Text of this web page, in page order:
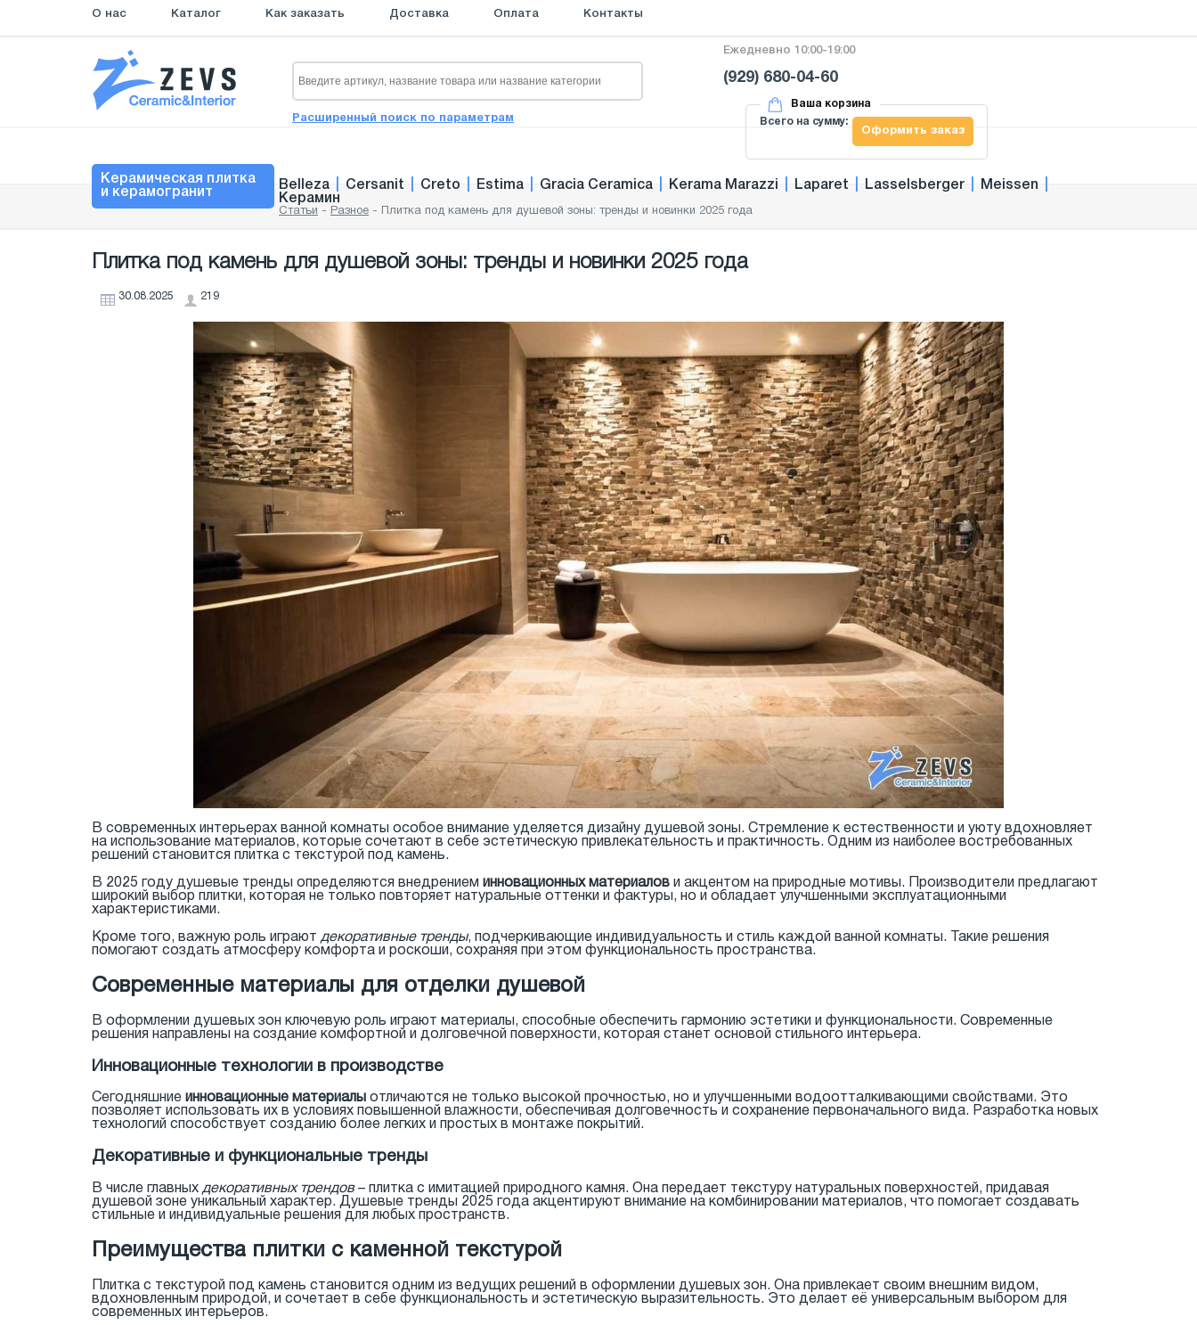
О нас Каталог Как заказать Доставка Оплата Контакты
Расширенный поиск по параметрам
Ежедневно 10:00-19:00
(929) 680-04-60
Ваша корзина
Оформить заказ
Всего на сумму:
Керамическая плитка
и керамогранит
Belleza Cersanit Creto Estima Gracia Ceramica Kerama Marazzi Laparet Lasselsberger Meissen
Керамин
Статьи - Разное - Плитка под камень для душевой зоны: тренды и новинки 2025 года
Плитка под камень для душевой зоны: тренды и новинки 2025 года
30.08.2025 219
В современных интерьерах ванной комнаты особое внимание уделяется дизайну душевой зоны. Стремление к естественности и уюту вдохновляет
на использование материалов, которые сочетают в себе эстетическую привлекательность и практичность. Одним из наиболее востребованных
решений становится плитка с текстурой под камень.
В 2025 году душевые тренды определяются внедрением инновационных материалов и акцентом на природные мотивы. Производители предлагают
широкий выбор плитки, которая не только повторяет натуральные оттенки и фактуры, но и обладает улучшенными эксплуатационными
характеристиками.
Кроме того, важную роль играют декоративные тренды, подчеркивающие индивидуальность и стиль каждой ванной комнаты. Такие решения
помогают создать атмосферу комфорта и роскоши, сохраняя при этом функциональность пространства.
Современные материалы для отделки душевой
В оформлении душевых зон ключевую роль играют материалы, способные обеспечить гармонию эстетики и функциональности. Современные
решения направлены на создание комфортной и долговечной поверхности, которая станет основой стильного интерьера.
Инновационные технологии в производстве
Сегодняшние инновационные материалы отличаются не только высокой прочностью, но и улучшенными водоотталкивающими свойствами. Это
позволяет использовать их в условиях повышенной влажности, обеспечивая долговечность и сохранение первоначального вида. Разработка новых
технологий способствует созданию более легких и простых в монтаже покрытий.
Декоративные и функциональные тренды
В числе главных декоративных трендов– плитка с имитацией природного камня. Она передает текстуру натуральных поверхностей, придавая
душевой зоне уникальный характер. Душевые тренды 2025 года акцентируют внимание на комбинировании материалов, что помогает создавать
стильные и индивидуальные решения для любых пространств.
Преимущества плитки с каменной текстурой
Плитка с текстурой под камень становится одним из ведущих решений в оформлении душевых зон. Она привлекает своим внешним видом,
вдохновленным природой, и сочетает в себе функциональность и эстетическую выразительность. Это делает её универсальным выбором для
современных интерьеров.